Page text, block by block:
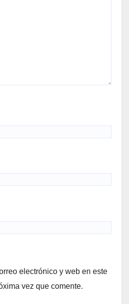
electrónico y web en este
vez que comente.